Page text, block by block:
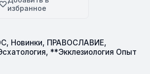
избранное
, Новинки, ПРАВОСЛАВИЕ,
, **Экклезиология Опыт